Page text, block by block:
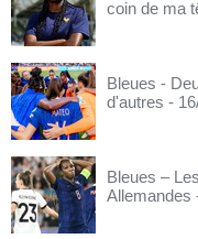
coin de ma
Bleues -
d'autres -
Bleues –
Allemandes